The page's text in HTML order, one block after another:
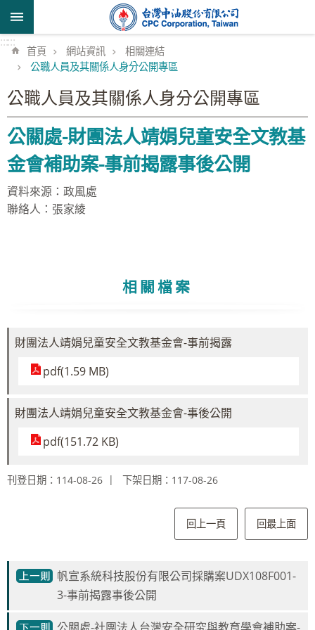
跳到主要內容區塊
::::::
首頁 網站資訊
相關連結
公職人員及其關係人身分公開專區
公職人員及其關係人身分公開專區
公關處-財團法人靖娟兒童安全文教基
金會補助案-事前揭露事後公開
資料來源：政風處
聯絡人：張家綾
相關檔案
財團法人靖娟兒童安全文教基金會-事前揭露
pdf(1.59 MB)
財團法人靖娟兒童安全文教基金會-事後公開
pdf(151.72 KB)
刊登日期：114-08-26 下架日期：117-08-26
回上一頁 回最上面
帆宣系統科技股份有限公司採購案UDX108F001-
3-事前揭露事後公開